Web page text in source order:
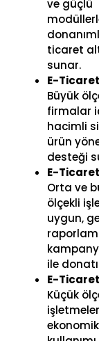
ve güçlü
ticaret
sunar.
E-
Büyük
firmalar
hacimli
ürün
desteği
E-Ticaret
Orta ve
ölçekli
uygun,
ile
E-
Küçük